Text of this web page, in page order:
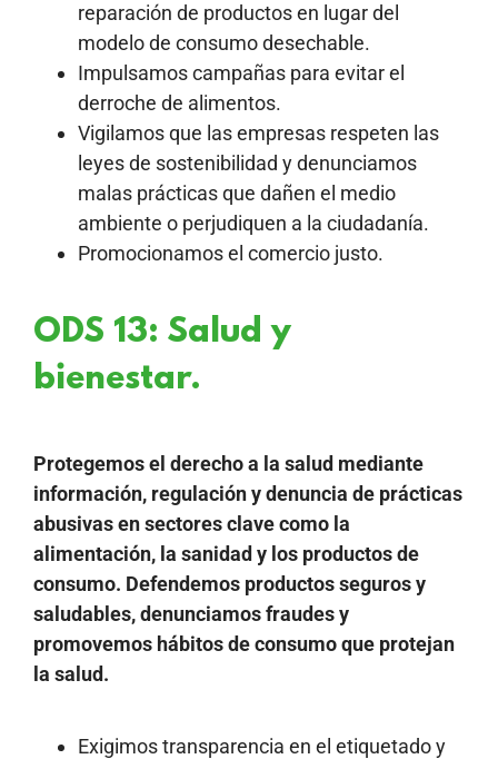
reparación de productos en lugar del
modelo de consumo desechable.
Impulsamos campañas para evitar el
derroche de alimentos.
Vigilamos que las empresas respeten las
leyes de sostenibilidad y denunciamos
malas prácticas que dañen el medio
ambiente o perjudiquen a la ciudadanía.
Promocionamos el comercio justo.
ODS 13: Salud y
bienestar.
Protegemos el derecho a la salud mediante
información, regulación y denuncia de prácticas
abusivas en sectores clave como la
alimentación, la sanidad y los productos de
consumo. Defendemos productos seguros y
saludables, denunciamos fraudes y
promovemos hábitos de consumo que protejan
la salud.
Exigimos transparencia en el etiquetado y